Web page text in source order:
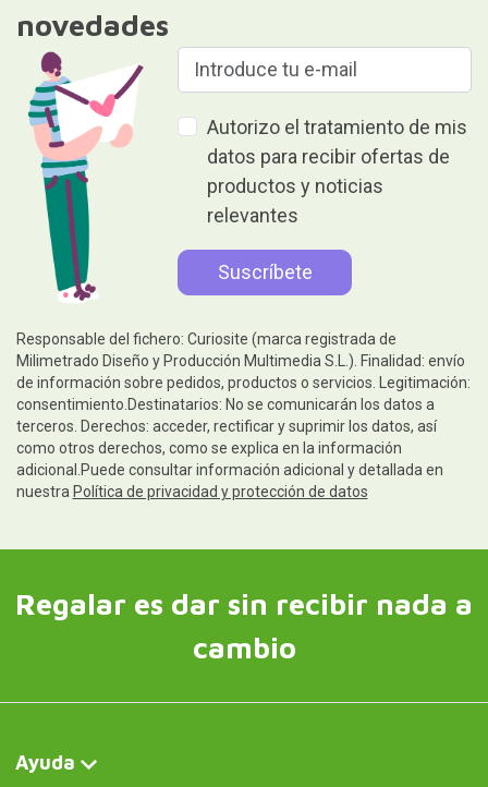
novedades
Autorizo el tratamiento de mis
datos para recibir ofertas de
productos y noticias
relevantes
Responsable del fichero: Curiosite (marca registrada de
Milimetrado Diseño y Producción Multimedia S.L.). Finalidad: envío
de información sobre pedidos, productos o servicios. Legitimación:
consentimiento.Destinatarios: No se comunicarán los datos a
terceros. Derechos: acceder, rectificar y suprimir los datos, así
como otros derechos, como se explica en la información
adicional.Puede consultar información adicional y detallada en
nuestra Política de privacidad y protección de datos
Regalar es dar sin recibir nada a
cambio
Ayuda